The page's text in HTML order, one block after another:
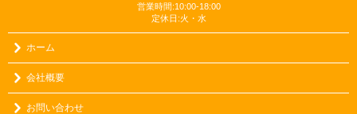
営業時間:10:00-18:00
定休日:火・水
ホーム
会社概要
お問い合わせ